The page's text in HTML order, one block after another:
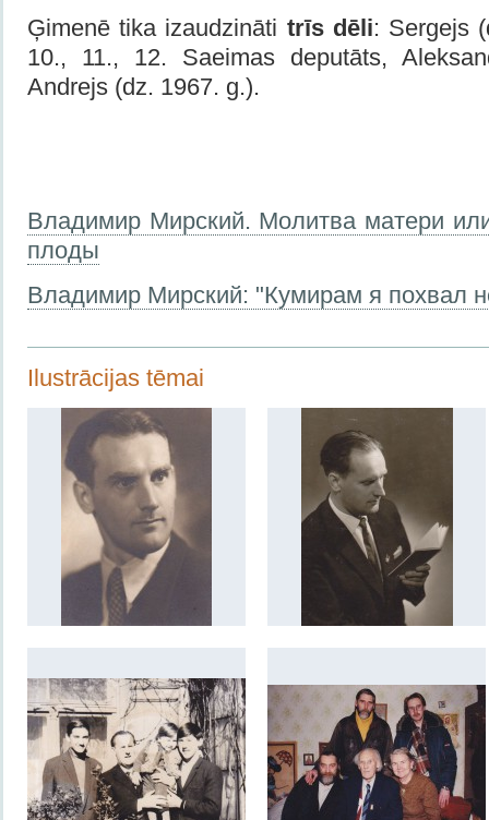
Ģimenē tika izaudzināti trīs dēli: Sergejs
10., 11., 12. Saeimas deputāts,
Andrejs (dz. 1967. g.).
Владимир Мирский. Молитва матери
плоды
Владимир Мирский: "Кумирам я похвал
Ilustrācijas tēmai